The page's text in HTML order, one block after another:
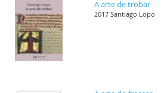
A arte de trobar
2017 Santiago Lopo